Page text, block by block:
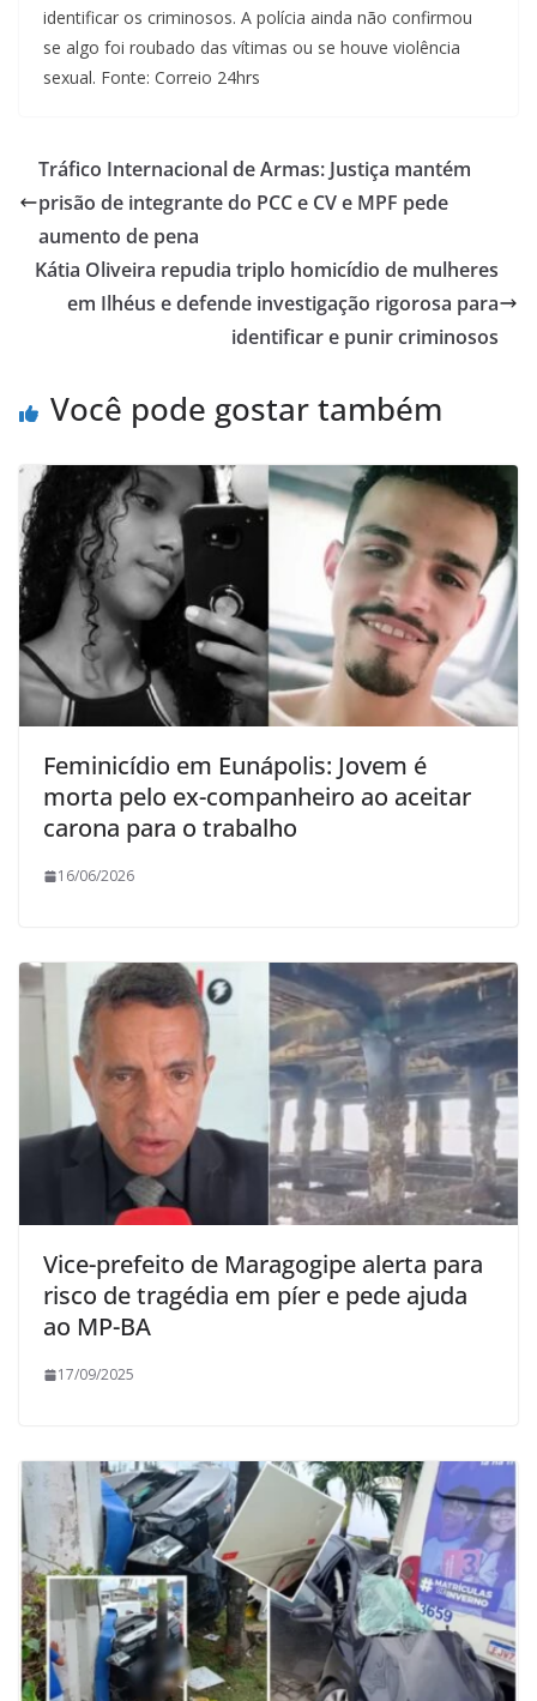
identificar os criminosos. A polícia ainda não confirmou
se algo foi roubado das vítimas ou se houve violência
sexual. Fonte: Correio 24hrs
Tráfico Internacional de Armas: Justiça mantém
prisão de integrante do PCC e CV e MPF pede
aumento de pena
Kátia Oliveira repudia triplo homicídio de mulheres
em Ilhéus e defende investigação rigorosa para
identificar e punir criminosos
Você pode gostar também
Feminicídio em Eunápolis: Jovem é
morta pelo ex-companheiro ao aceitar
carona para o trabalho
16/06/2026
Vice-prefeito de Maragogipe alerta para
risco de tragédia em píer e pede ajuda
ao MP-BA
17/09/2025